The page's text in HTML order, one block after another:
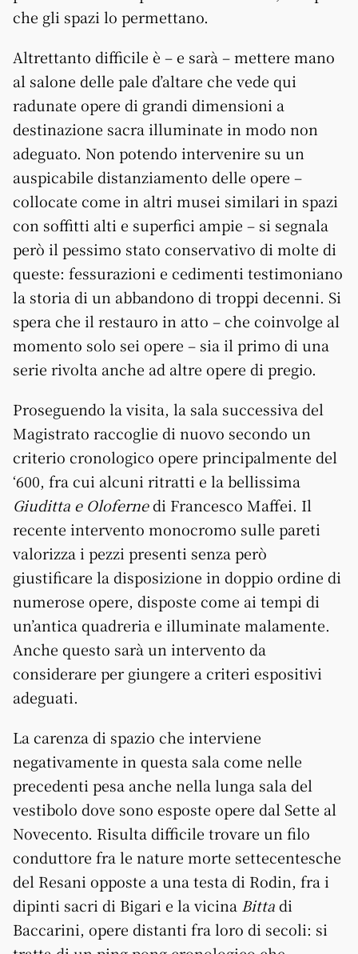
che gli spazi lo permettano.
Altrettanto difficile è – e sarà – mettere mano
al salone delle pale d’altare che vede qui
radunate opere di grandi dimensioni a
destinazione sacra illuminate in modo non
adeguato. Non potendo intervenire su un
auspicabile distanziamento delle opere –
collocate come in altri musei similari in spazi
con soffitti alti e superfici ampie – si segnala
però il pessimo stato conservativo di molte di
queste: fessurazioni e cedimenti testimoniano
la storia di un abbandono di troppi decenni. Si
spera che il restauro in atto – che coinvolge al
momento solo sei opere – sia il primo di una
serie rivolta anche ad altre opere di pregio.
Proseguendo la visita, la sala successiva del
Magistrato raccoglie di nuovo secondo un
criterio cronologico opere principalmente del
‘600, fra cui alcuni ritratti e la bellissima
Giuditta e Olofernedi Francesco Maffei. Il
recente intervento monocromo sulle pareti
valorizza i pezzi presenti senza però
giustificare la disposizione in doppio ordine di
numerose opere, disposte come ai tempi di
un’antica quadreria e illuminate malamente.
Anche questo sarà un intervento da
considerare per giungere a criteri espositivi
adeguati.
La carenza di spazio che interviene
negativamente in questa sala come nelle
precedenti pesa anche nella lunga sala del
vestibolo dove sono esposte opere dal Sette al
Novecento. Risulta difficile trovare un filo
conduttore fra le nature morte settecentesche
del Resani opposte a una testa di Rodin, fra i
dipinti sacri di Bigari e la vicina Bittadi
Baccarini, opere distanti fra loro di secoli: si